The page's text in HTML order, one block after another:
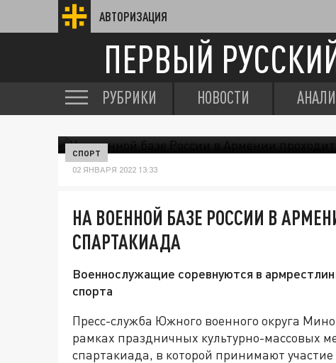
АВТОРИЗАЦИЯ
ПЕРВЫЙ
РУБРИКИ НОВОСТИ
СПОРТ
02 ЯНВАРЯ 2022 13:33
НА ВОЕННОЙ БАЗЕ РОССИИ В
СПАРТАКИАДА
Военнослужащие соревнуются в
спорта
Пресс-служба Южного военного округа
рамках праздничных культурно-массовых
спартакиада, в которой принимают